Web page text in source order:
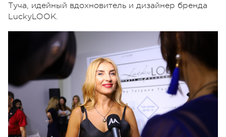
Туча, идейный вдохновитель и дизайнер бренда
LuckyLOOK.